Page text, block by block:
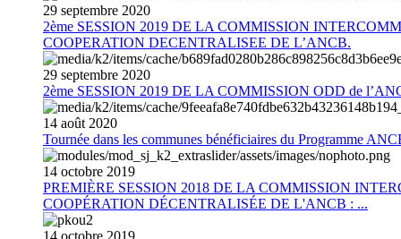
29 septembre 2020
2ème SESSION 2019 DE LA COMMISSION
COOPERATION DECENTRALISEE DE L’ANCB.
29 septembre 2020
2ème SESSION 2019 DE LA COMMISSION ODD de
14 août 2020
Tournée dans les communes bénéficiaires du Programme
14 octobre 2019
PREMIÈRE SESSION 2018 DE LA COMMISSION
COOPÉRATION DÉCENTRALISÉE DE L'ANCB : ...
14 octobre 2019